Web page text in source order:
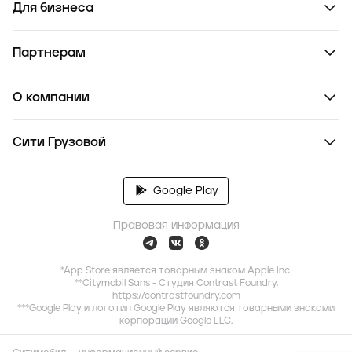
Для бизнеса
Партнерам
О компании
Сити Грузовой
Google Play
Правовая информация
*App Store является товарным знаком Apple Inc.
**Citymobil Sans - Студия Contrast Foundry,
https://contrastfoundry.com
***Google Play и логотип Google Play являются товарными знаками
корпорации Google LLC.